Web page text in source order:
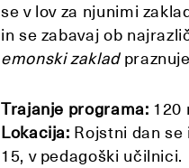
se v lov za njunimi
in se zabavaj ob
emonski zaklad
Trajanje programa: 120
Lokacija: Rojstni dan
15, v pedagoški učilnici.